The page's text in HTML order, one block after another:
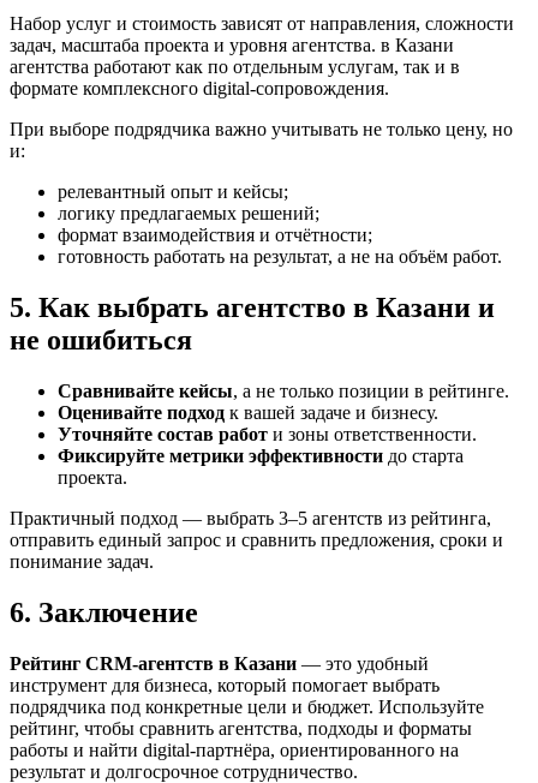
Набор услуг и стоимость зависят от направления, сложности
задач, масштаба проекта и уровня агентства. в Казани
агентства работают как по отдельным услугам, так и в
формате комплексного digital-сопровождения.
При выборе подрядчика важно учитывать не только цену, но
и:
релевантный опыт и кейсы;
логику предлагаемых решений;
формат взаимодействия и отчётности;
готовность работать на результат, а не на объём работ.
5. Как выбрать агентство в Казани и
не ошибиться
Сравнивайте кейсы, а не только позиции в рейтинге.
Оценивайте подход к вашей задаче и бизнесу.
Уточняйте состав работ и зоны ответственности.
Фиксируйте метрики эффективности до старта
проекта.
Практичный подход — выбрать 3–5 агентств из рейтинга,
отправить единый запрос и сравнить предложения, сроки и
понимание задач.
6. Заключение
Рейтинг CRM-агентств в Казани — это удобный
инструмент для бизнеса, который помогает выбрать
подрядчика под конкретные цели и бюджет. Используйте
рейтинг, чтобы сравнить агентства, подходы и форматы
работы и найти digital-партнёра, ориентированного на
результат и долгосрочное сотрудничество.